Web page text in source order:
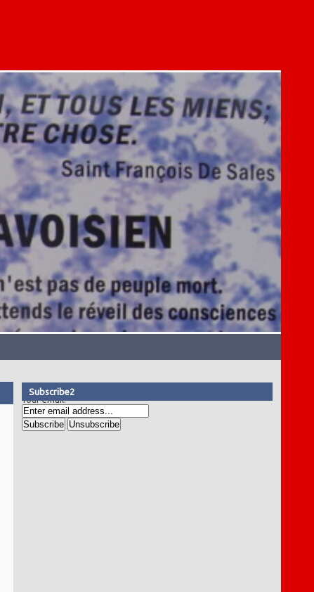
Subscribe2
Your email: